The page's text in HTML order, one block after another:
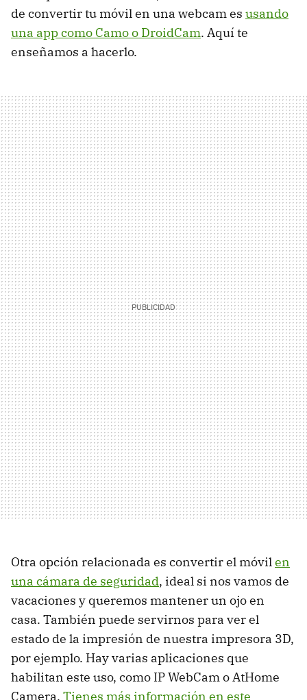
de convertir tu móvil en una webcam es usando
una app como Camo o DroidCam. Aquí te
enseñamos a hacerlo.
Otra opción relacionada es convertir el móvilen
una cámara de seguridad, ideal si nos vamos de
vacaciones y queremos mantener un ojo en
casa. También puede servirnos para ver el
estado de la impresión de nuestra impresora 3D,
por ejemplo. Hay varias aplicaciones que
habilitan este uso, como IP WebCam o AtHome
Camera. Tienes más información en este